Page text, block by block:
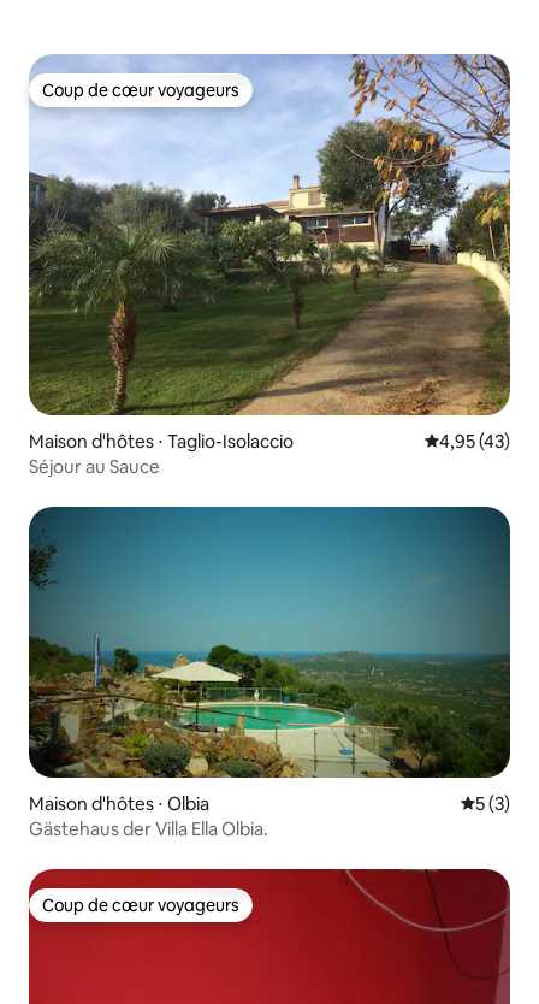
Coup de cœur voyageurs
Coup de cœur voyageurs
Maison d'hôtes ⋅ Taglio-Isolaccio Évaluation
4,95 (43)
Séjour au Sauce
Maison d'hôtes ⋅ Olbia
5 (3)
Gästehaus der Villa Ella Olbia.
Coup de cœur voyageurs
Coup de cœur voyageurs